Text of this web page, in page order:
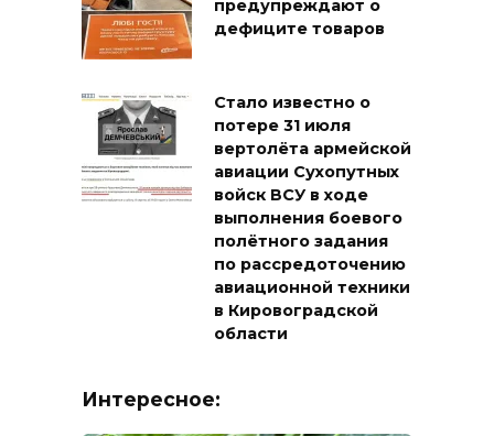
предупреждают о
дефиците товаров
Стало известно о
потере 31 июля
вертолёта армейской
авиации Сухопутных
войск ВСУ в ходе
выполнения боевого
полётного задания
по рассредоточению
авиационной техники
в Кировоградской
области
Интересное: